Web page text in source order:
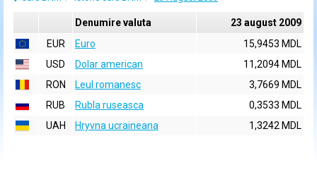
Denumire valuta
23 august 2009
EUR
Euro
15,9453 MDL
USD
Dolar american
11,2094 MDL
RON
Leul romanesc
3,7669 MDL
RUB
Rubla ruseasca
0,3533 MDL
UAH
Hryvna ucraineana 1,3242 MDL